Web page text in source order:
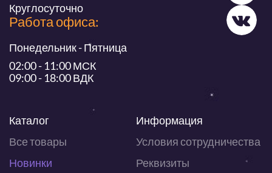
Круглосуточно
Работа офиса:
Понедельник - Пятница
02:00 - 11:00 МСК
09:00 - 18:00 ВДК
Каталог
Все товары
Новинки
Информация
Условия сотрудничества
Реквизиты